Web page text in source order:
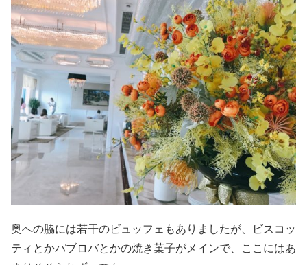
奥への脇には若干のビュッフェもありましたが、ビスコッ
ティとかパブロバとかの焼き菓子がメインで、ここにはあ